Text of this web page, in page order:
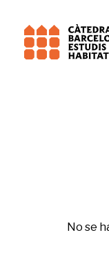
No se